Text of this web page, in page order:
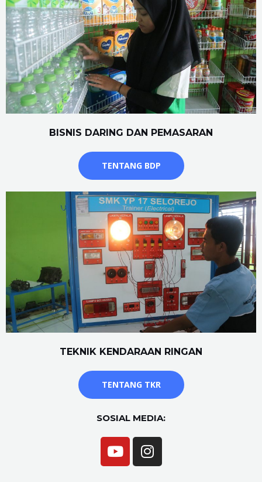
BISNIS DARING DAN PEMASARAN
TENTANG BDP
TEKNIK KENDARAAN RINGAN
TENTANG TKR
SOSIAL MEDIA: